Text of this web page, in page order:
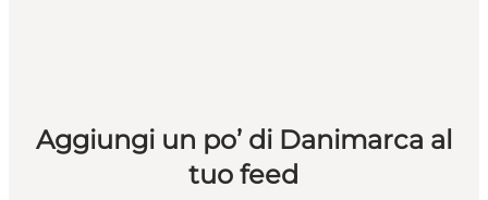
Aggiungi un po’ di Danimarca al
tuo feed